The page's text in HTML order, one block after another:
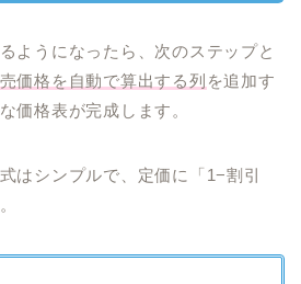
ようになったら、次のステップと
価格を自動で算出する列 を追加す
価格表が完成します。
はシンプルで、定価に「1−割引